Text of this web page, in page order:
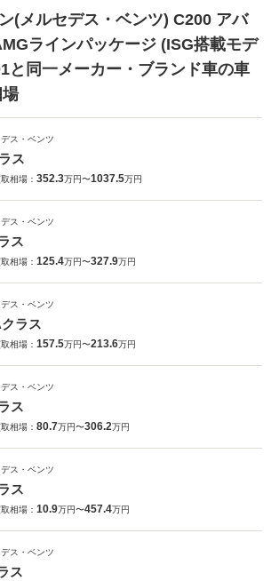
(メルセデス・ベンツ) C200 アバ
ラインパッケージ (ISG搭載モデ
と同一メーカー・ブランド車の車
ス・ベンツ
ス
相場： 352.3万円〜1037.5万円
ス・ベンツ
ス
相場： 125.4万円〜327.9万円
ス・ベンツ
ラス
相場： 157.5万円〜213.6万円
ス・ベンツ
ス
相場： 80.7万円〜306.2万円
ス・ベンツ
ス
相場： 10.9万円〜457.4万円
ス・ベンツ
ス